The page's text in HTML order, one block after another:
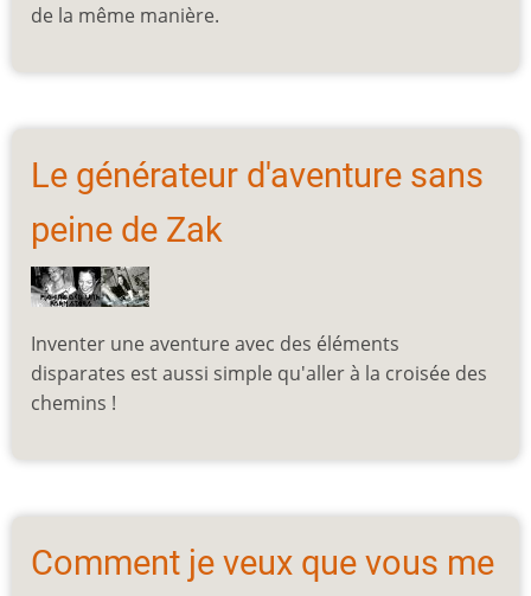
de la même manière.
Le générateur d'aventure sans
peine de Zak
Inventer une aventure avec des éléments
disparates est aussi simple qu'aller à la croisée des
chemins !
Comment je veux que vous me